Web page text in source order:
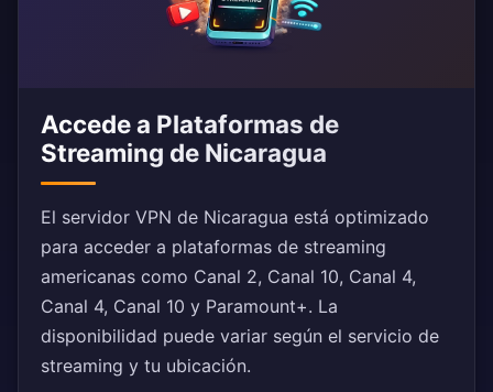
Accede a Plataformas de
Streaming de Nicaragua
El servidor VPN de Nicaragua está optimizado
para acceder a plataformas de streaming
americanas como Canal 2, Canal 10, Canal 4,
Canal 4, Canal 10 y Paramount+. La
disponibilidad puede variar según el servicio de
streaming y tu ubicación.